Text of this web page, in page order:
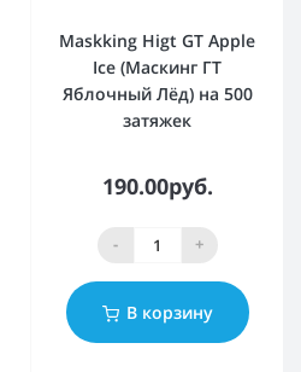
Maskking Higt GT Apple
Ice (Маскинг ГТ
Яблочный Лёд) на 500
затяжек
190.00руб.
- +
В корзину